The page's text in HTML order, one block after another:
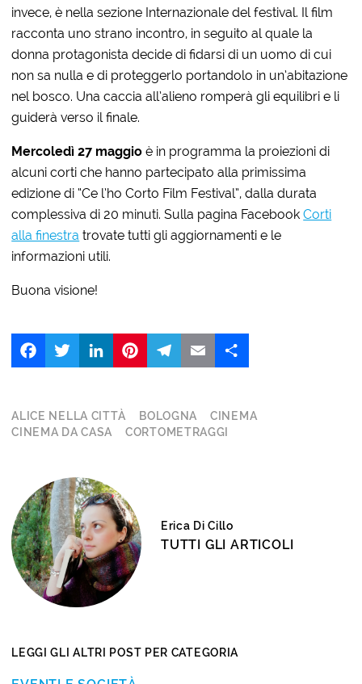
invece, è nella sezione Internazionale del festival. Il film
racconta uno strano incontro, in seguito al quale la
donna protagonista decide di fidarsi di un uomo di cui
non sa nulla e di proteggerlo portandolo in un’abitazione
nel bosco. Una caccia all’alieno romperà gli equilibri e li
guiderà verso il finale.
Mercoledì 27 maggio è in programma la proiezioni di
alcuni corti che hanno partecipato alla primissima
edizione di “Ce l’ho Corto Film Festival”, dalla durata
complessiva di 20 minuti. Sulla pagina FacebookCorti
alla finestra trovate tutti gli aggiornamenti e le
informazioni utili.
Buona visione!
FacebookTwitter LinkedIn
ALICE NELLA CITTÀ BOLOGNA
CINEMA
CINEMA DA CASA
CORTOMETRAGGI
Erica Di Cillo
TUTTI GLI ARTICOLI
LEGGI GLI ALTRI POST PER CATEGORIA